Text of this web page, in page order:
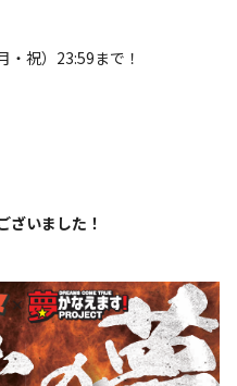
祝）23:59まで！
ざいました！